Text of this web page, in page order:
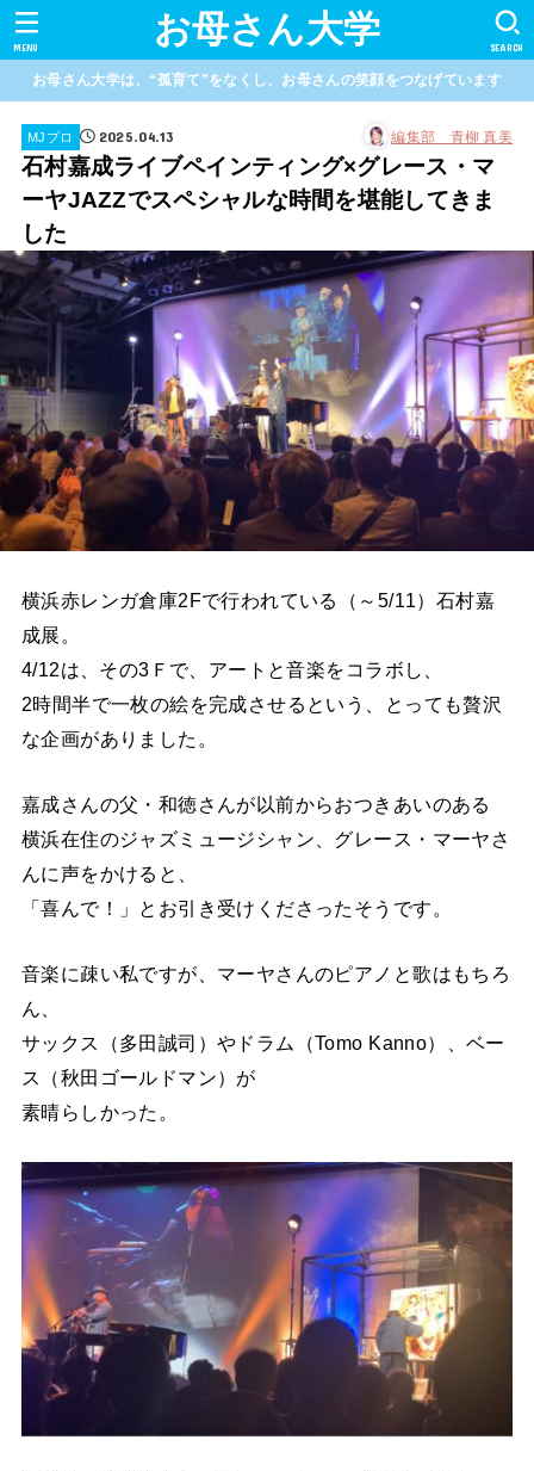
お母さん大学 SEARCH
MENU
お母さん大学は、“孤育て”をなくし、お母さんの笑顔をつなげています
MJプロ 2025.04.13 編集部 青柳 真美
石村嘉成ライブペインティング×グレース・マ
ーヤJAZZでスペシャルな時間を堪能してきま
した
横浜赤レンガ倉庫2Fで行われている（～5/11）石村嘉
成展。
4/12は、その3Ｆで、アートと音楽をコラボし、
2時間半で一枚の絵を完成させるという、とっても贅沢
な企画がありました。
嘉成さんの父・和徳さんが以前からおつきあいのある
横浜在住のジャズミュージシャン、グレース・マーヤさ
んに声をかけると、
「喜んで！」とお引き受けくださったそうです。
音楽に疎い私ですが、マーヤさんのピアノと歌はもちろ
ん、
サックス（多田誠司）やドラム（Tomo Kanno）、ベー
ス（秋田ゴールドマン）が
素晴らしかった。